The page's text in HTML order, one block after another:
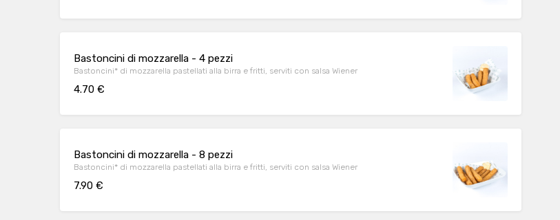
Bastoncini di mozzarella - 4 pezzi
Bastoncini* di mozzarella pastellati alla birra e fritti, serviti con salsa Wiener
4.70 €
Bastoncini di mozzarella - 8 pezzi
Bastoncini* di mozzarella pastellati alla birra e fritti, serviti con salsa Wiener
7.90 €